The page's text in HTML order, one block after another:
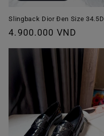
Slingback Dior Đen Size 34.5D
Giá
thường
4.900.000 VND